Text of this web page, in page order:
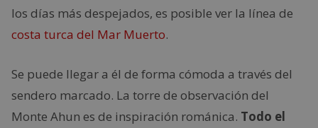
los días más despejados, es posible ver la línea de
costa turca del Mar Muerto.
Se puede llegar a él de forma cómoda a través del
sendero marcado. La torre de observación del
Monte Ahun es de inspiración románica. Todo el